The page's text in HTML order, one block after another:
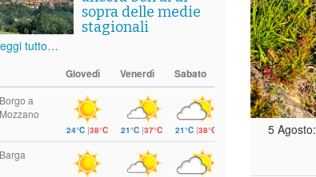
sopra delle medie
stagionali
tutto…
Giovedì Venerdì Sabato
Borgo a
Mozzano
24°C |38°C 21°C |37°C 21°C |38°C
Barga
5 Agosto: